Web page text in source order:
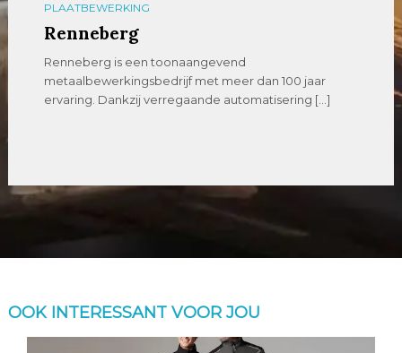
PLAATBEWERKING
Renneberg
Renneberg is een toonaangevend
metaalbewerkingsbedrijf met meer dan 100 jaar
ervaring. Dankzij verregaande automatisering […]
OOK INTERESSANT VOOR JOU